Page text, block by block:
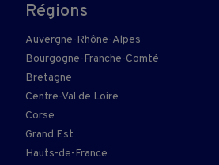
Régions
Auvergne-Rhône-Alpes
Bourgogne-Franche-Comté
Bretagne
Centre-Val de Loire
Corse
Grand Est
Hauts-de-France